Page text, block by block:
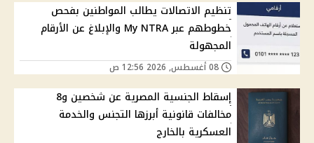
تنظيم الاتصالات يطالب المواطنين بفحص
خطوطهم عبر My NTRA والإبلاغ عن الأرقام
المجهولة
إسقاط الجنسية المصرية عن شخصين و8
مخالفات قانونية أبرزها التجنس والخدمة
العسكرية بالخارج